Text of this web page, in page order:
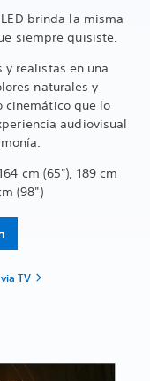
brinda la misma
siempre quisiste.
realistas en una
naturales y
cinemático que lo
audiovisual
cm (65"), 189 cm
(98")
TV